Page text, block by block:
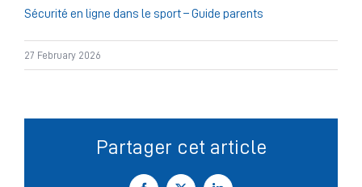
ALIS
Antidopage
Sécurité en ligne dans le sport – Guide parents
27 February 2026
Partager cet article